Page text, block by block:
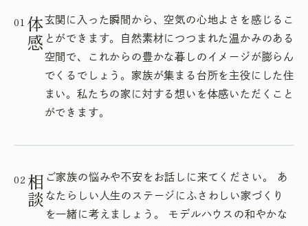
01体感玄関に入った瞬間から、空気の心地よさを感じるこ
とができます。自然素材につつまれた温かみのある
空間で、これからの豊かな暮しのイメージが膨らん
でくるでしょう。家族が集まる台所を主役にした住
まい。私たちの家に対する想いを体感いただくこと
ができます。
02相談ご家族の悩みや不安をお話しに来てください。 あ
なたらしい人生のステージにふさわしい家づくり
を一緒に考えましょう。 モデルハウスの和やかな